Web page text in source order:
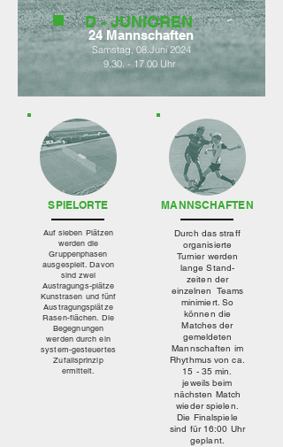
D - JUNIOREN
24Mannschaften
Samstag, 08.Juni 2024
9.30. - 17.00 Uhr
SPIELORTE
Auf sieben Plätzen
werden die
Gruppenphasen
ausgespielt. Davon
sind zwei
Austragungs-plätze
Kunstrasen und fünf
Austragungsplätze
Rasen-flächen. Die
Begegnungen
werden durch ein
system-gesteuertes
Zufallsprinzip
ermittelt.
MANNSCHAFTEN
Durch das straff
organisierte
Turnier werden
lange Stand-
zeiten der
einzelnen Teams
minimiert. So
können die
Matches der
gemeldeten
Mannschaften im
Rhythmus von ca.
15 - 35 min.
jeweils beim
nächsten Match
wieder spielen.
Die Finalspiele
sind für 16:00 Uhr
geplant.